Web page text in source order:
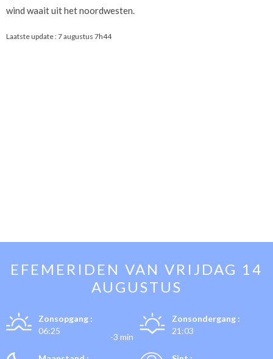
wind waait uit het noordwesten.
Laatste update :7 augustus 7h44
EFEMERIDEN VAN VRIJDAG 14
AUGUSTUS
Zonsopgang :
06:25
-3 min
Zonsondergang :
21:03